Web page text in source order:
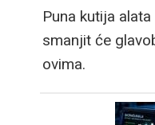
Puna kutija
smanjit će
ovima.